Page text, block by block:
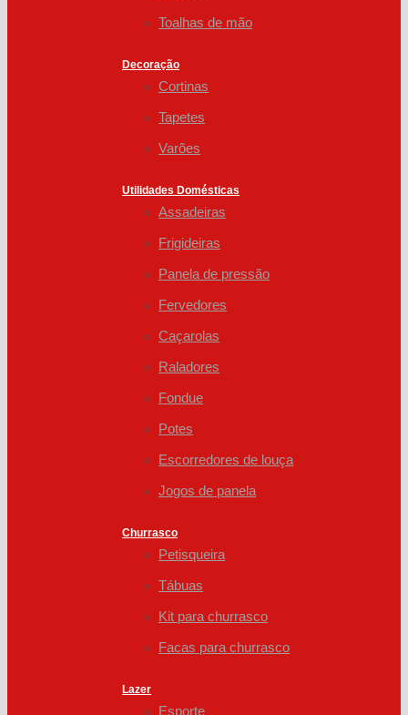
Toalhas de mão
Decoração
Cortinas
Tapetes
Varões
Utilidades Domésticas
Assadeiras
Frigideiras
Panela de pressão
Fervedores
Caçarolas
Raladores
Fondue
Potes
Escorredores de louça
Jogos de panela
Churrasco
Petisqueira
Tábuas
Kit para churrasco
Facas para churrasco
Lazer
Esporte